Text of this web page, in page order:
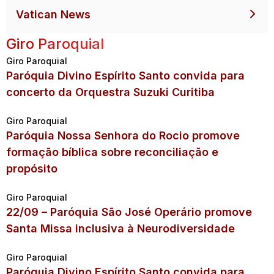
Vatican News
Giro Paroquial
Giro Paroquial
Paróquia Divino Espírito Santo convida para
concerto da Orquestra Suzuki Curitiba
Giro Paroquial
Paróquia Nossa Senhora do Rocio promove
formação bíblica sobre reconciliação e
propósito
Giro Paroquial
22/09 – Paróquia São José Operário promove
Santa Missa inclusiva à Neurodiversidade
Giro Paroquial